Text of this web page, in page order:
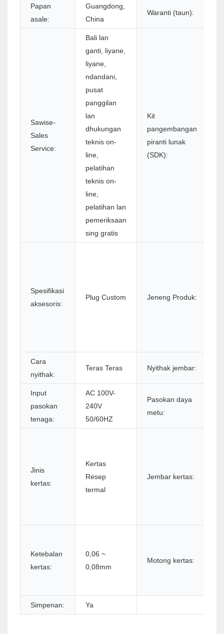
Papan
asale:
Guangdong,
China
Waranti (taun):
Sawise-
Sales
Service:
Bali lan
ganti, liyane,
liyane,
ndandani,
pusat
panggilan
lan
dhukungan
teknis on-
line,
pelatihan
teknis on-
line,
pelatihan lan
pemeriksaan
sing gratis
Kit
pangembangan
piranti lunak
(SDK):
Spesifikasi
aksesoris:
Plug Custom Jeneng Produk:
Cara
nyithak:
Teras Teras Nyithak jembar:
Input
pasokan
tenaga:
AC 100V-
240V
50/60HZ
Pasokan daya
metu:
Jinis
kertas:
Kertas
Resep
termal
Jembar kertas:
Ketebalan
kertas:
0,06 ~
0,08mm
Motong kertas:
Simpenan: Ya